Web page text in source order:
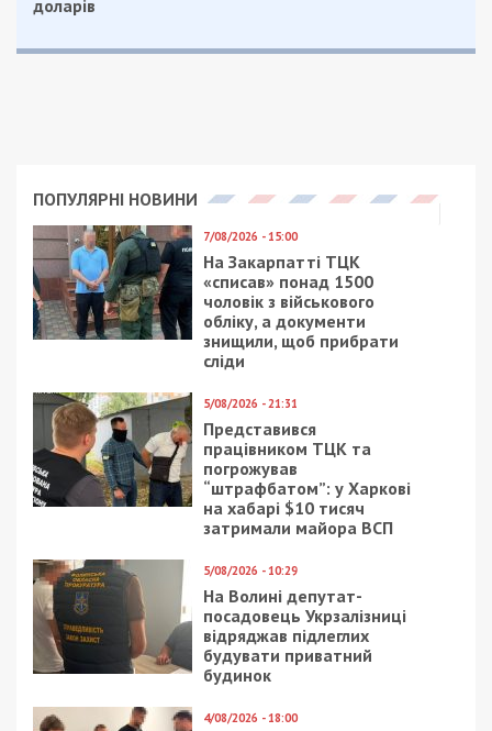
доларів
ПОПУЛЯРНІ НОВИНИ
7/08/2026 - 15:00
На Закарпатті ТЦК
«списав» понад 1500
чоловік з військового
обліку, а документи
знищили, щоб прибрати
сліди
5/08/2026 - 21:31
Представився
працівником ТЦК та
погрожував
“штрафбатом”: у Харкові
на хабарі $10 тисяч
затримали майора ВСП
5/08/2026 - 10:29
На Волині депутат-
посадовець Укрзалізниці
відряджав підлеглих
будувати приватний
будинок
4/08/2026 - 18:00